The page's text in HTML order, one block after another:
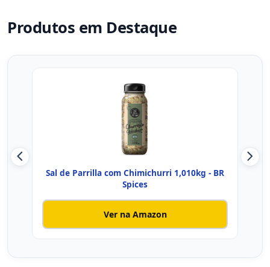
Produtos em Destaque
Sal de Parrilla com Chimichurri 1,010kg - BR
Spices
Ver na Amazon